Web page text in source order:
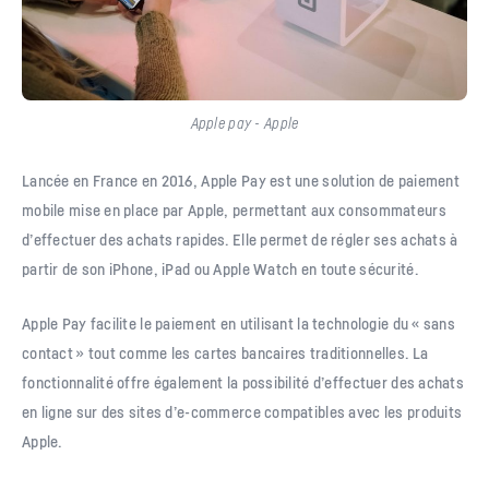
Apple pay - Apple
Lancée en France en 2016, Apple Pay est une solution de paiement
mobile mise en place par Apple, permettant aux consommateurs
d’effectuer des achats rapides. Elle permet de régler ses achats à
partir de son iPhone, iPad ou Apple Watch en toute sécurité.
Apple Pay facilite le paiement en utilisant la technologie du « sans
contact » tout comme les cartes bancaires traditionnelles. La
fonctionnalité offre également la possibilité d’effectuer des achats
en ligne sur des sites d’e-commerce compatibles avec les produits
Apple.